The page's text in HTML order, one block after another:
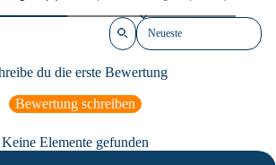
Sort reviews by
du die erste Bewertung
Bewertung schreiben
Keine Elemente gefunden